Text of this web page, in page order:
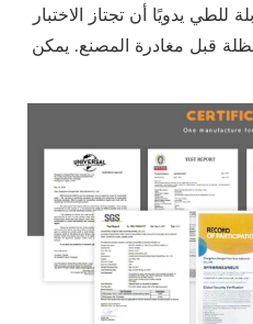
قابلة للطي يدويًا أن تجتاز الاختبار
قبل مغادرة المصنع. يمكن